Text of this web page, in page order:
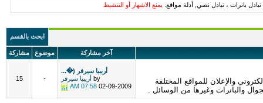
بانرات ، تبادل نصي, أدلة مواقع. يمنع الاشهار أو التنشيط
ابحث بالقسم
آخر مشاركة موضوع مشاركة
والإعلان للمواقع المختلفة
والبانرات وغيرها من الوسائل .
أريبيا سيرفر (�...
by أريبيا سيرفر
02-09-2009
07:58 AM
-
15